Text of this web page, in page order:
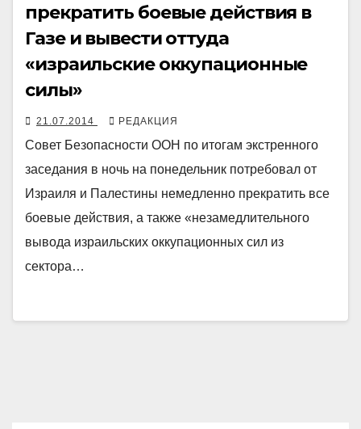
прекратить боевые действия в
Газе и вывести оттуда
«израильские оккупационные
силы»
21.07.2014 РЕДАКЦИЯ
Совет Безопасности ООН по итогам экстренного
заседания в ночь на понедельник потребовал от
Израиля и Палестины немедленно прекратить все
боевые действия, а также «незамедлительного
вывода израильских оккупационных сил из
сектора…